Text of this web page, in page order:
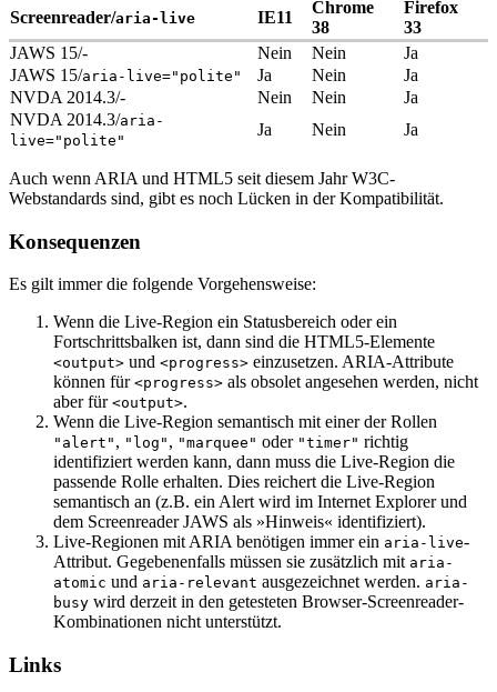
Screenreader/aria-live IE11
Chrome
38
Firefox
33
JAWS 15/-
Nein Nein
Ja
JAWS 15/aria-live="polite" Ja Nein
Ja
NVDA 2014.3/-
Nein Nein
Ja
NVDA 2014.3/aria-
live="polite"
Ja Nein Ja
Auch wenn ARIA und HTML5 seit diesem Jahr W3C-
Webstandards sind, gibt es noch Lücken in der Kompatibilität.
Konsequenzen
Es gilt immer die folgende Vorgehensweise:
Wenn die Live-Region ein Statusbereich oder ein
Fortschrittsbalken ist, dann sind die HTML5-Elemente
<output> und <progress> einzusetzen. ARIA-Attribute
können für <progress> als obsolet angesehen werden, nicht
aber für <output>.
Wenn die Live-Region semantisch mit einer der Rollen
"alert" , "log" , "marquee" oder "timer" richtig
identifiziert werden kann, dann muss die Live-Region die
passende Rolle erhalten. Dies reichert die Live-Region
semantisch an (z.B. ein Alert wird im Internet Explorer und
dem Screenreader JAWS als »Hinweis« identifiziert).
Live-Regionen mit ARIA benötigen immer ein aria-live-
Attribut. Gegebenenfalls müssen sie zusätzlich mit aria-
atomic und aria-relevant ausgezeichnet werden. aria-
busy wird derzeit in den getesteten Browser-Screenreader-
Kombinationen nicht unterstützt.
Links